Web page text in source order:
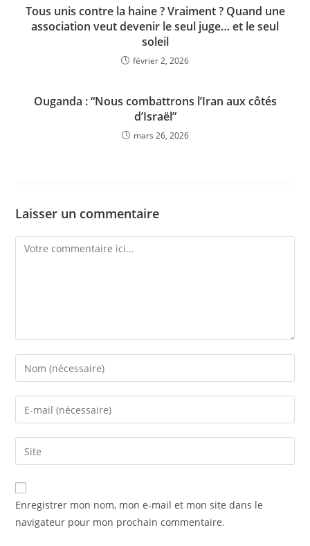
Tous unis contre la haine ? Vraiment ? Quand une
association veut devenir le seul juge… et le seul
soleil
février 2, 2026
Ouganda : “Nous combattrons l’Iran aux côtés
d’Israël”
mars 26, 2026
Laisser un commentaire
Enregistrer mon nom, mon e-mail et mon site dans le
navigateur pour mon prochain commentaire.